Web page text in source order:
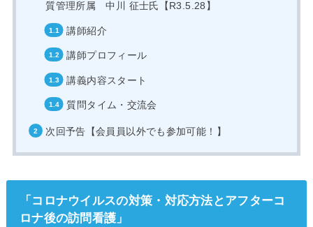
質管理所属 中川 征士氏【R3.5.28】
講師紹介
講師プロフィール
講義内容スタート
質問タイム・交流会
次回予告【会員員以外でも参加可能！】
「コロナウイルスの対策・対応方法とアフターコ
ロナ後の訪問看護」